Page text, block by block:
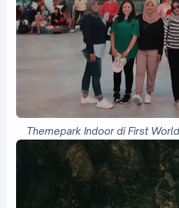
Themepark Indoor di First